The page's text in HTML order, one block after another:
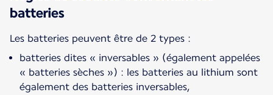
batteries
Les batteries peuvent être de 2 types :
batteries dites « inversables » (également appelées
« batteries sèches ») : les batteries au lithium sont
également des batteries inversables,